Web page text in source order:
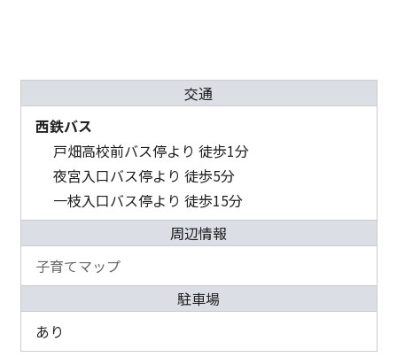
交通
西鉄バス
戸畑高校前バス停より 徒歩1分
夜宮入口バス停より 徒歩5分
一枝入口バス停より 徒歩15分
周辺情報
子育てマップ
駐車場
あり